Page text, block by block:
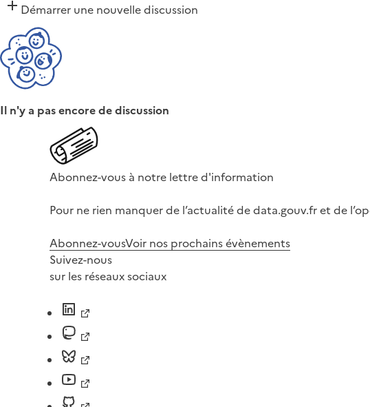
Démarrer une nouvelle discussion
Il n'y a pas encore de discussion
Abonnez-vous à notre lettre d'information
Pour ne rien manquer de l’actualité de data.gouv.fr et de
Abonnez-vousVoir nos prochains évènements
Suivez-nous
sur les réseaux sociaux